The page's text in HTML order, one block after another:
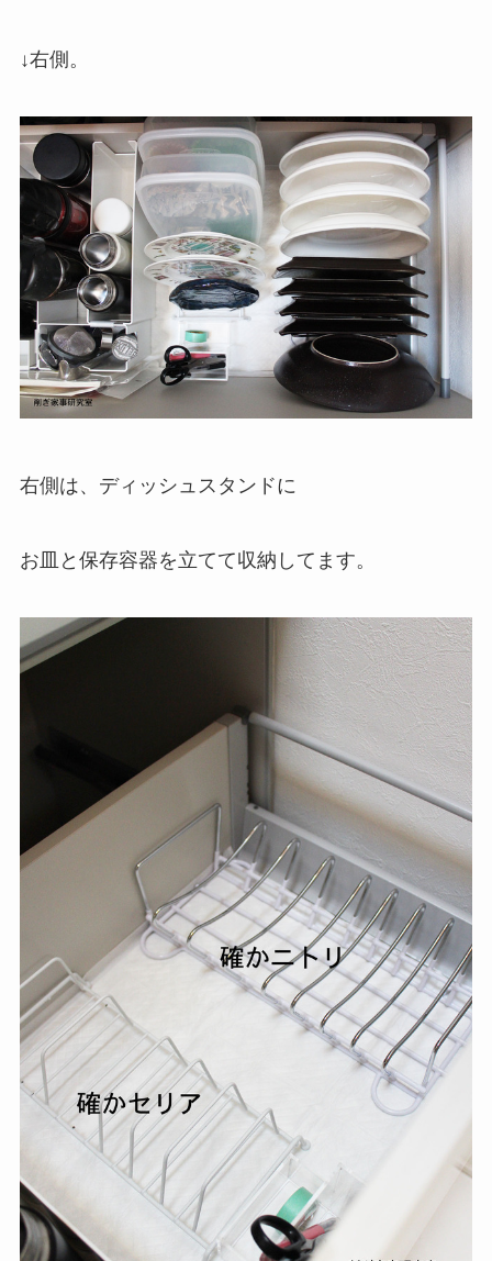
↓右側。
右側は、ディッシュスタンドに
お皿と保存容器を立てて収納してます。